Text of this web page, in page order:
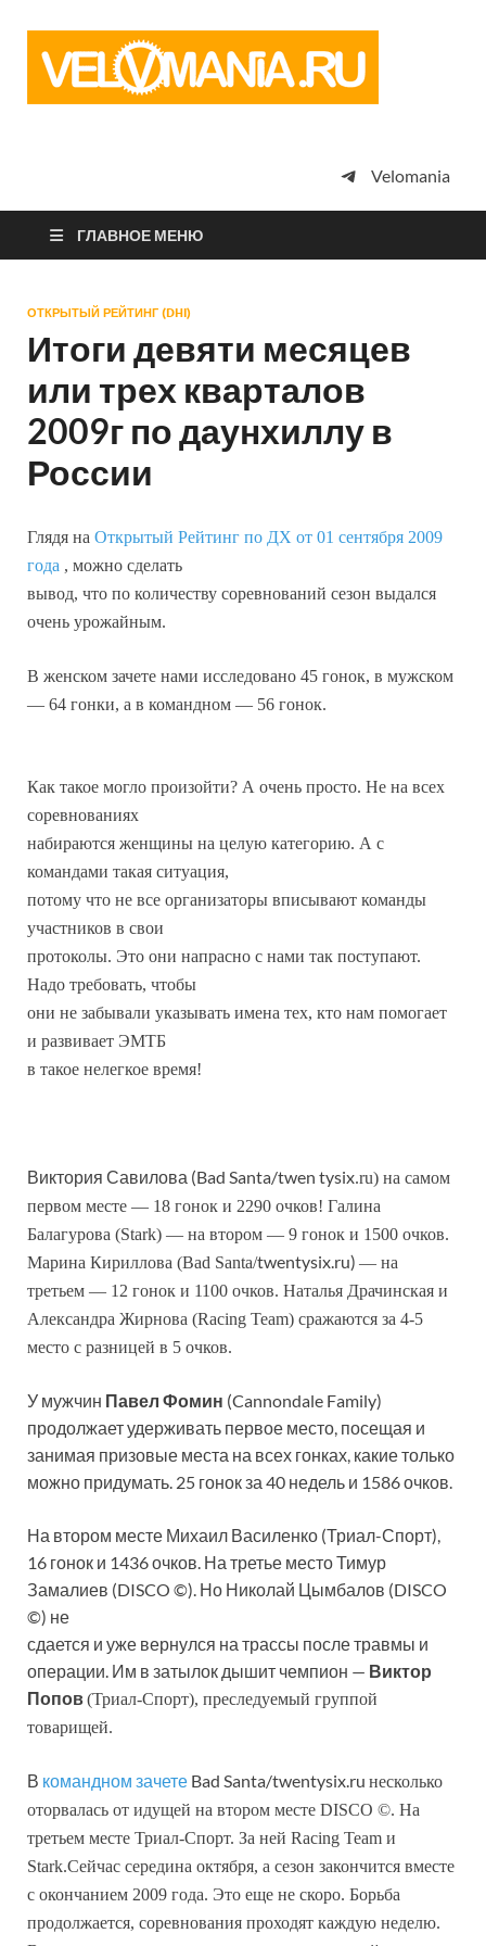
просто
Velomania
ГЛАВНОЕ МЕНЮ
ОТКРЫТЫЙ РЕЙТИНГ (DHI)
Итоги девяти месяцев
или трех кварталов
2009г по даунхиллу в
России
Глядя на Открытый Рейтинг по ДХ от 01 сентября 2009
года , можно сделать
вывод, что по количеству соревнований сезон выдался
очень урожайным.
В женском зачете нами исследовано 45 гонок, в мужском
— 64 гонки, а в командном — 56 гонок.
Как такое могло произойти? А очень просто. Не на всех
соревнованиях
набираются женщины на целую категорию. А с
командами такая ситуация,
потому что не все организаторы вписывают команды
участников в свои
протоколы. Это они напрасно с нами так поступают.
Надо требовать, чтобы
они не забывали указывать имена тех, кто нам помогает
и развивает ЭМТБ
в такое нелегкое время!
Виктория Савилова (Bad Santa/twen tysix.ru) на самом
первом месте — 18 гонок и 2290 очков! Галина
Балагурова (Stark) — на втором — 9 гонок и 1500 очков.
Марина Кириллова (Bad Santa/twentysix.ru) — на
третьем — 12 гонок и 1100 очков. Наталья Драчинская и
Александра Жирнова (Raсing Team) сражаются за 4-5
место с разницей в 5 очков.
У мужчин Павел Фомин (Cannondale Family)
продолжает удерживать первое место, посещая и
занимая призовые места на всех гонках, какие только
можно придумать. 25 гонок за 40 недель и 1586 очков.
На втором месте Михаил Василенко (Триал-Спорт),
16 гонок и 1436 очков. На третье место Тимур
Замалиев (DISCO ©). Но Николай Цымбалов (DISCO
©) не
сдается и уже вернулся на трассы после травмы и
операции. Им в затылок дышит чемпион — Виктор
Попов(Триал-Спорт), преследуемый группой
товарищей.
В командном зачете Bad Santa/twentysix.ru несколько
оторвалась от идущей на втором месте DISCO ©. На
третьем месте Триал-Спорт. За ней Raсing Team и
Stark.Сейчас середина октября, а сезон закончится вместе
с окончанием 2009 года. Это еще не скоро. Борьба
продолжается, соревнования проходят каждую неделю.